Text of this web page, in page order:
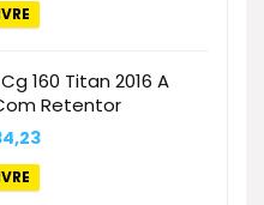
160 Titan 2016 A
Retentor
O